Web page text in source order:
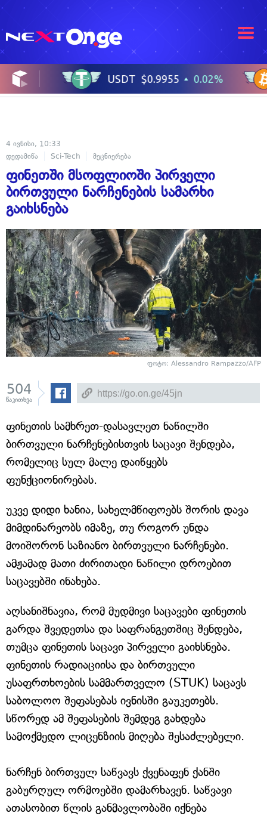
4 ივნისი, 10:33
დედამიწა
Sci-Tech მეცნიერება
ფინეთში მსოფლიოში პირველი
ბირთვული ნარჩენების სამარხი
გაიხსნება
ფოტო: Alessandro Rampazzo/AFP
504
წაკითხვა
ფინეთის სამხრეთ-დასავლეთ ნაწილში
ბირთვული ნარჩენებისთვის საცავი შენდება,
რომელიც სულ მალე დაიწყებს
ფუნქციონირებას.
უკვე დიდი ხანია, სახელმწიფოებს შორის დავა
მიმდინარეობს იმაზე, თუ როგორ უნდა
მოიშორონ საზიანო ბირთვული ნარჩენები.
ამჟამად მათი ძირითადი ნაწილი დროებით
საცავებში ინახება.
აღსანიშნავია, რომ მუდმივი საცავები ფინეთის
გარდა შვედეთსა და საფრანგეთშიც შენდება,
თუმცა ფინეთის საცავი პირველი გაიხსნება.
ფინეთის რადიაციისა და ბირთვული
უსაფრთხოების სამმართველო (STUK) საცავს
საბოლოო შეფასებას ივნისში გაუკეთებს.
სწორედ ამ შეფასების შემდეგ გახდება
სამოქმედო ლიცენზიის მიღება შესაძლებელი.
ნარჩენ ბირთვულ საწვავს ქვენაფენ ქანში
გაბურღულ ორმოებში დამარხავენ. საწვავი
ათასობით წლის განმავლობაში იქნება